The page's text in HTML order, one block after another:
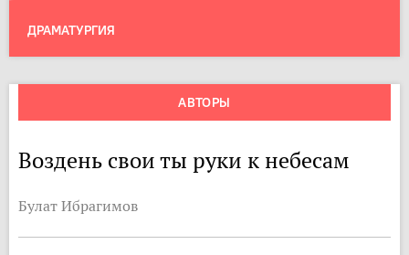
ДРАМАТУРГИЯ
АВТОРЫ
Воздень свои ты руки к небесам
Булат Ибрагимов